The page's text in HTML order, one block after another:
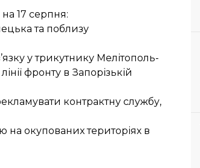
17 серпня:
та поблизу
у трикутнику Мелітополь-
фронту в Запорізькій
контрактну службу,
на окупованих територіях в